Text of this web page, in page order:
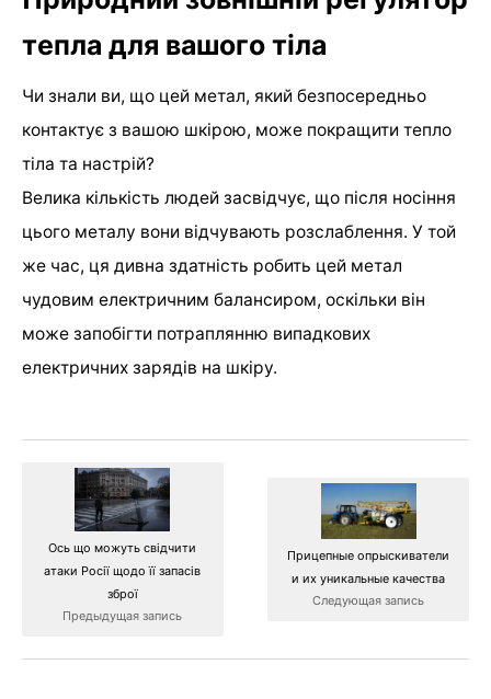
тепла для вашого тіла
Чи знали ви, що цей метал, який безпосередньо
контактує з вашою шкірою, може покращити тепло
тіла та настрій?
Велика кількість людей засвідчує, що після носіння
цього металу вони відчувають розслаблення. У той
же час, ця дивна здатність робить цей метал
чудовим електричним балансиром, оскільки він
може запобігти потраплянню випадкових
електричних зарядів на шкіру.
Ось що можуть свідчити
атаки Росії щодо її запасів
зброї
Предыдущая запись
Прицепные опрыскиватели
и их уникальные качества
Следующая запись